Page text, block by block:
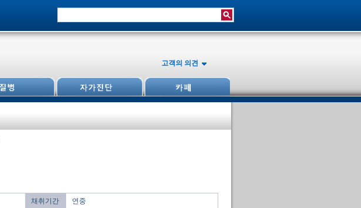
고객의 의견
채취기간
연중